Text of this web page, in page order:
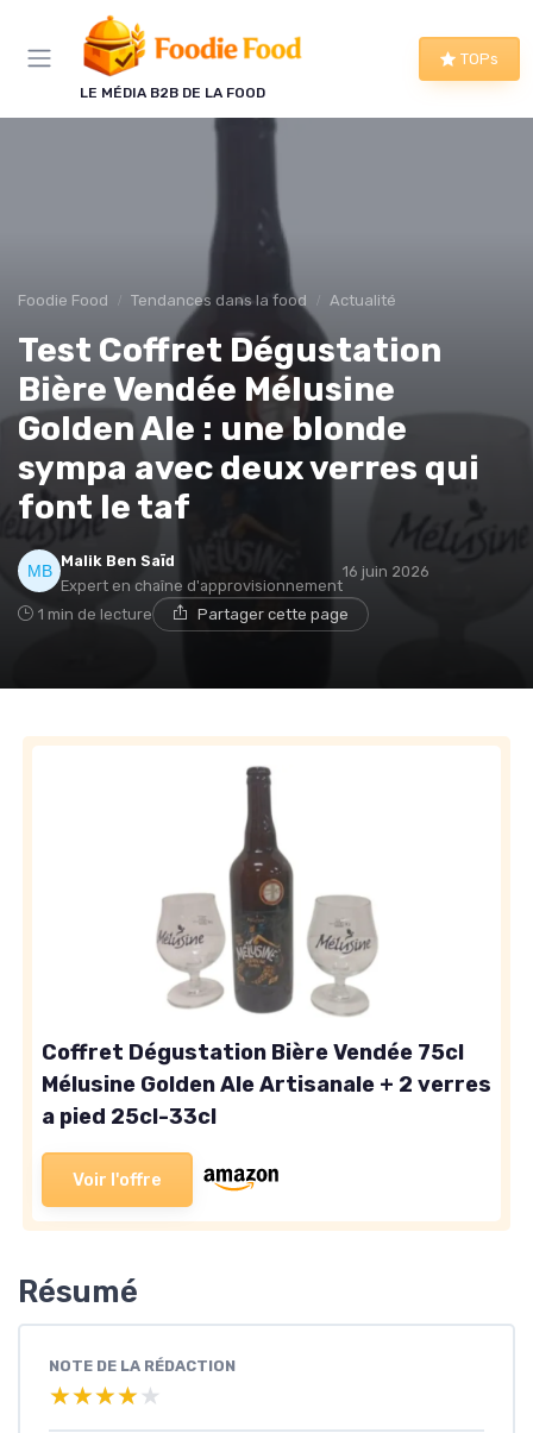
LE MÉDIA B2B DE LA FOOD
TOPs
Foodie Food Tendances dans la food Actualité
Test Coffret Dégustation
Bière Vendée Mélusine
Golden Ale : une blonde
sympa avec deux verres qui
font le taf
Malik Ben Saïd
Expert en chaîne d'approvisionnement
16 juin 2026
1 min de lecture Partager cette page
Coffret Dégustation Bière Vendée 75cl
Mélusine Golden Ale Artisanale + 2 verres
a pied 25cl-33cl
Voir l'offre
Résumé
NOTE DE LA RÉDACTION
★★★★★
★★★★★
Panneau de gestion des cookies